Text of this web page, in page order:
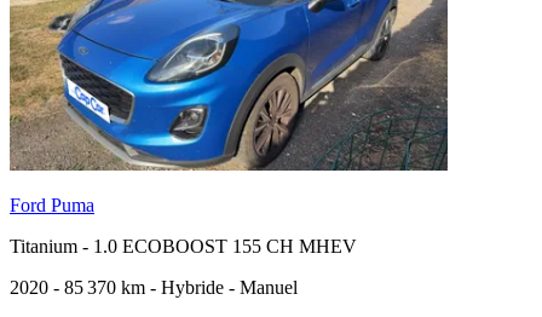
Ford Puma
Titanium - 1.0 ECOBOOST 155 CH MHEV
2020 - 85 370 km - Hybride - Manuel